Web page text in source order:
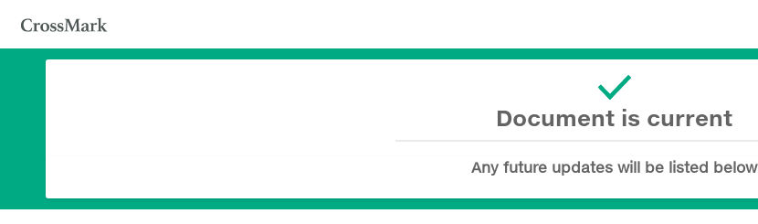
Document is current
Any future updates will be listed below